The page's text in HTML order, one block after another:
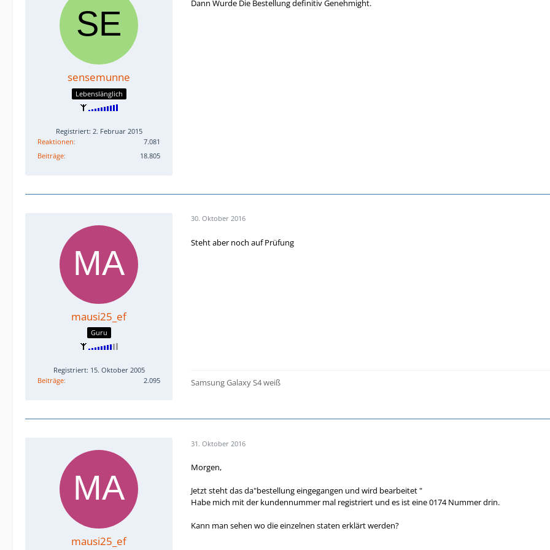
sensemunne
Lebenslänglich
Registriert: 2. Februar 2015
Reaktionen
7.081
Beiträge
18.805
Dann Wurde Die Bestellung definitiv Genehmight.
mausi25_ef
Guru
Registriert: 15. Oktober 2005
Beiträge
2.095
30. Oktober 2016
Steht aber noch auf Prüfung
Samsung Galaxy S4 weiß
mausi25_ef
31. Oktober 2016
Morgen,
Jetzt steht das da"bestellung eingegangen und wird bearbeitet "
Habe mich mit der kundennummer mal registriert und es ist eine 0174 Nummer drin.
Kann man sehen wo die einzelnen staten erklärt werden?